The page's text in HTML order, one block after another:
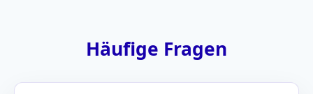
Häufige Fragen